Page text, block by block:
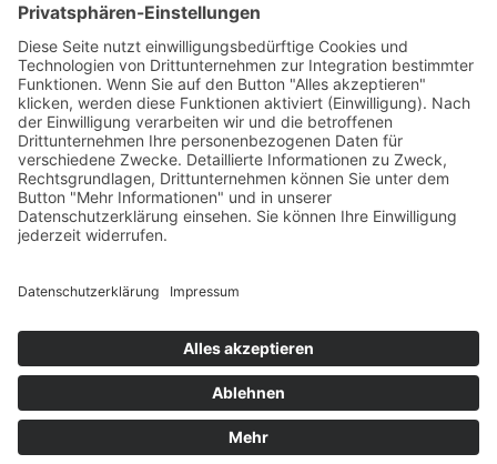
Kitas
Übersicht
Über uns
Struktur
Team
Suche nach neuen Fachkräften
Für Eltern
Kita-Gespräche
Ausbildung
Presse
Copyright © 2023 |